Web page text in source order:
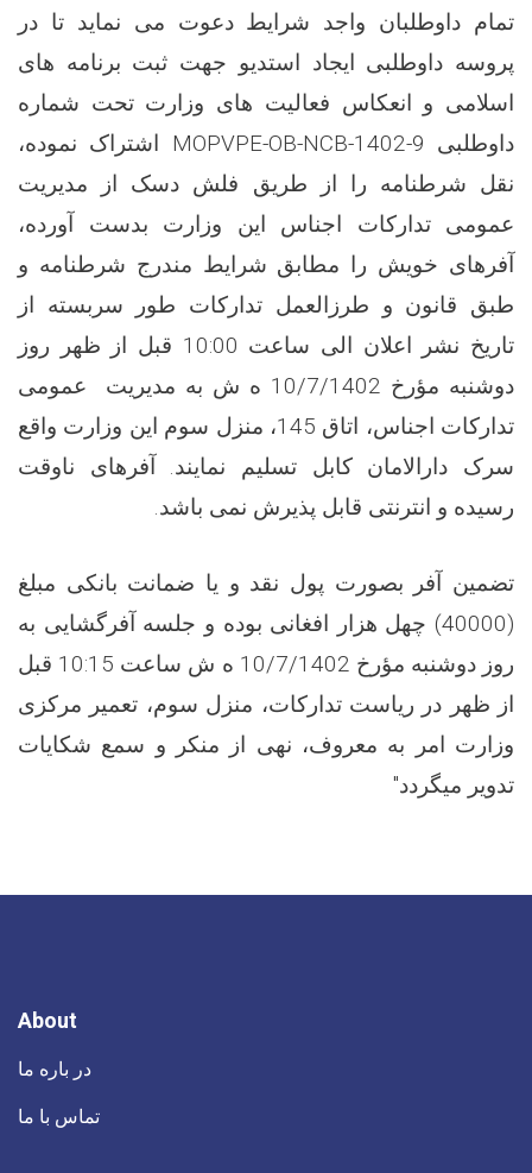
تمام داوطلبان واجد شرایط دعوت می نماید تا در
پروسه داوطلبی ایجاد استدیو جهت ثبت برنامه های
اسلامی و انعکاس فعالیت های وزارت تحت شماره
داوطلبی MOPVPE-OB-NCB-1402-9 اشتراک نموده،
نقل شرطنامه را از طریق فلش دسک از مدیریت
عمومی تدارکات اجناس این وزارت بدست آورده،
آفرهای خویش را مطابق شرایط مندرج شرطنامه و
طبق قانون و طرزالعمل تدارکات طور سربسته از
تاریخ نشر اعلان الی ساعت 10:00 قبل از ظهر روز
دوشنبه مؤرخ 10/7/1402 ه ش به مدیریت عمومی
تدارکات اجناس، اتاق 145، منزل سوم این وزارت واقع
سرک دارالامان کابل تسلیم نمایند. آفرهای ناوقت
رسیده و انترنتی قابل پذیرش نمی باشد.
تضمین آفر بصورت پول نقد و یا ضمانت بانکی مبلغ
(40000) چهل هزار افغانی بوده و جلسه آفرگشایی به
روز دوشنبه مؤرخ 10/7/1402 ه ش ساعت 10:15 قبل
از ظهر در ریاست تدارکات، منزل سوم، تعمیر مرکزی
وزارت امر به معروف، نهی از منکر و سمع شکایات
تدویر میگردد"
About
در باره ما
تماس با ما